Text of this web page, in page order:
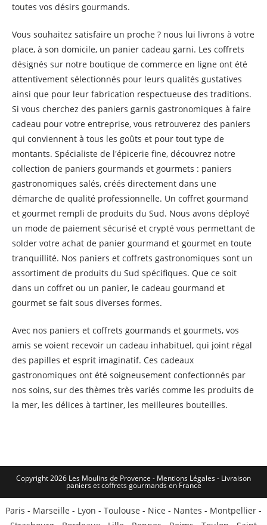
toutes vos désirs gourmands.
Vous souhaitez satisfaire un proche ? nous lui livrons à votre
place, à son domicile, un panier cadeau garni. Les coffrets
désignés sur notre boutique de commerce en ligne ont été
attentivement sélectionnés pour leurs qualités gustatives
ainsi que pour leur fabrication respectueuse des traditions.
Si vous cherchez des paniers garnis gastronomiques à faire
cadeau pour votre entreprise, vous retrouverez des paniers
qui conviennent à tous les goûts et pour tout type de
montants. Spécialiste de l'épicerie fine, découvrez notre
collection de paniers gourmands et gourmets : paniers
gastronomiques salés, créés directement dans une
démarche de qualité professionnelle. Un coffret gourmand
et gourmet rempli de produits du Sud. Nous avons déployé
un mode de paiement sécurisé et crypté vous permettant de
solder votre achat de panier gourmand et gourmet en toute
tranquillité. Nos paniers et coffrets gastronomiques sont un
assortiment de produits du Sud spécifiques. Que ce soit
dans un coffret ou un panier, le cadeau gourmand et
gourmet se fait sous diverses formes.
Avec nos paniers et coffrets gourmands et gourmets, vos
amis se voient recevoir un cadeau inhabituel, qui joint régal
des papilles et esprit imaginatif. Ces cadeaux
gastronomiques ont été soigneusement confectionnés par
nos soins, sur des thèmes très variés comme les produits de
la mer, les délices à tartiner, les meilleures bouteilles.
Copyright 2026 Les Moulins de Provence - Mentions Légales - Livraison
paniers et coffrets gourmands en France
Paris - Marseille - Lyon - Toulouse - Nice - Nantes - Montpellier -